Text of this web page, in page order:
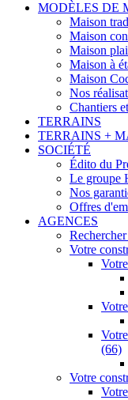
MODÈLES DE
Maison
Maison
Maison
Maison à
Maison
Nos
Chantiers
TERRAINS
TERRAINS +
SOCIÉTÉ
Édito du
Le groupe
Nos
Offres
AGENCES
Votre
(66)
Votre